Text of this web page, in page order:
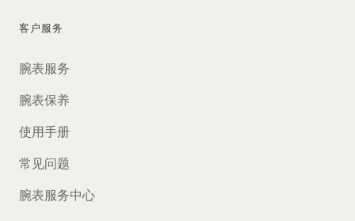
客户服务
腕表服务
腕表保养
使用手册
常见问题
腕表服务中心